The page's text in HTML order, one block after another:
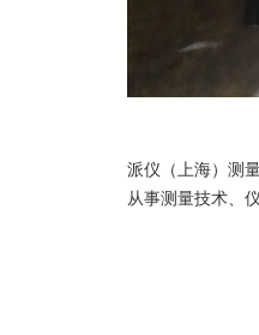
派仪（上海）测
从事测量技术、